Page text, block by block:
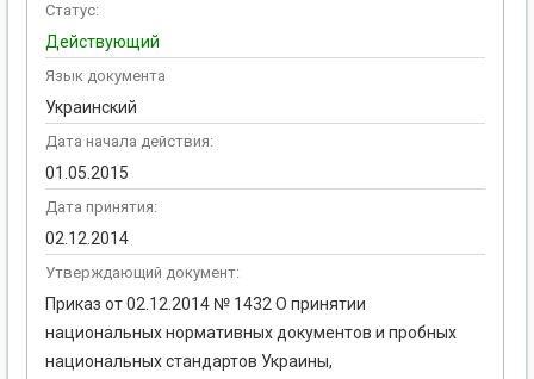
Статус:
Действующий
Язык документа
Украинский
Дата начала действия:
01.05.2015
Дата принятия:
02.12.2014
Утверждающий документ:
Приказ от 02.12.2014 № 1432 О принятии
национальных нормативных документов и пробных
национальных стандартов Украины,